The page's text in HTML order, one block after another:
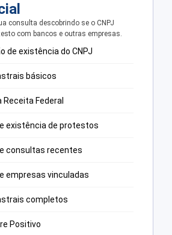
consulta descobrindo se o CNPJ
com bancos e outras empresas.
de existência do CNPJ
básicos
Receita Federal
existência de protestos
consultas recentes
empresas vinculadas
completos
Positivo